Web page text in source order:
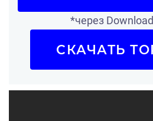
*через
СКАЧАТЬ